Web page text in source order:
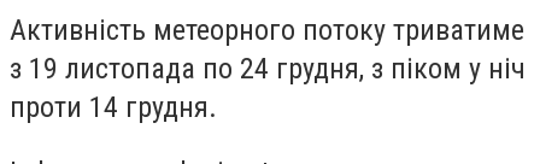
Активність метеорного потоку триватиме
з 19 листопада по 24 грудня, з піком у ніч
проти 14 грудня.